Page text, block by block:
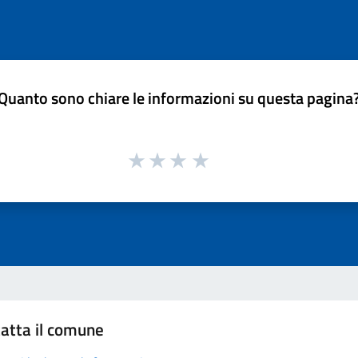
sono chiare le informazioni su questa
il comune